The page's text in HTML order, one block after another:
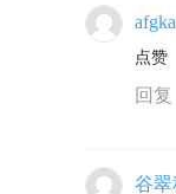
点赞
回复
谷翠